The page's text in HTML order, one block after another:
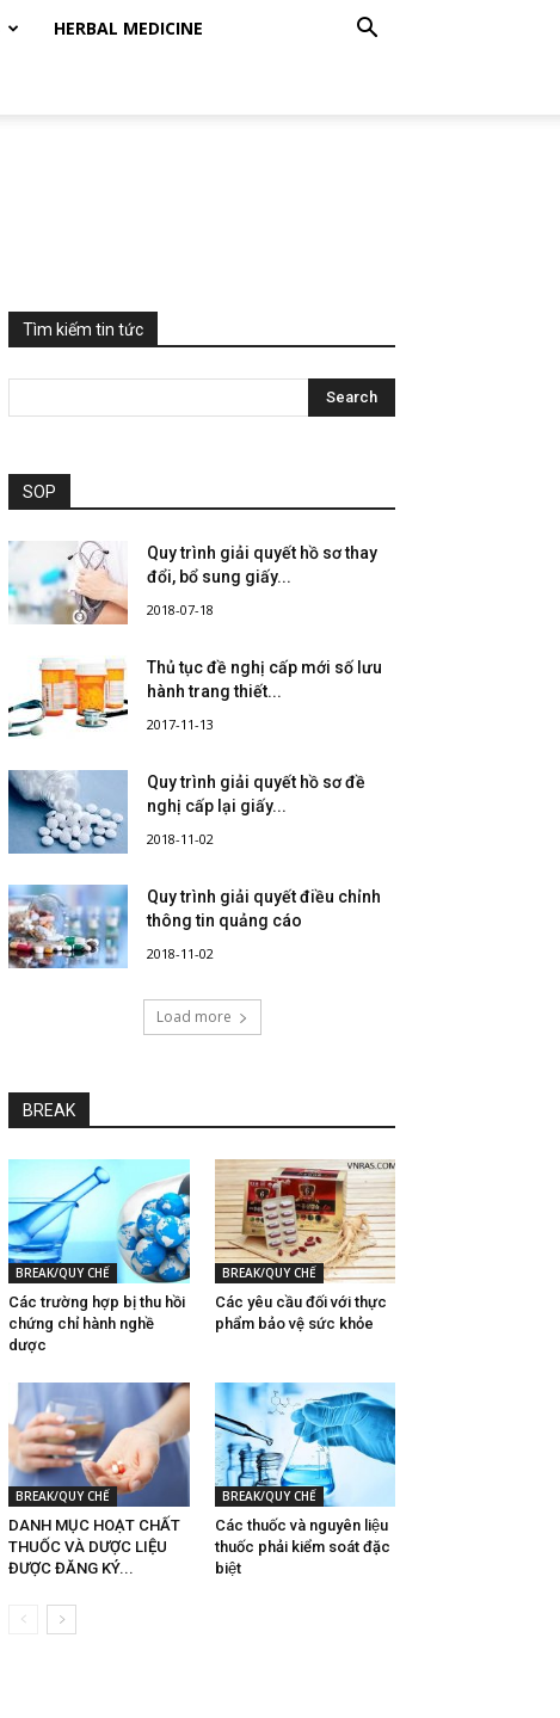
HERBAL MEDICINE
Tìm kiếm tin tức
SOP
Quy trình giải quyết hồ sơ thay
đổi, bổ sung giấy...
2018-07-18
Thủ tục đề nghị cấp mới số lưu
hành trang thiết...
2017-11-13
Quy trình giải quyết hồ sơ đề
nghị cấp lại giấy...
2018-11-02
Quy trình giải quyết điều chỉnh
thông tin quảng cáo
2018-11-02
Load more
BREAK
BREAK/QUY CHẾ
Các trường hợp bị thu hồi
chứng chỉ hành nghề
dược
BREAK/QUY CHẾ
Các yêu cầu đối với thực
phẩm bảo vệ sức khỏe
BREAK/QUY CHẾ
DANH MỤC HOẠT CHẤT
THUỐC VÀ DƯỢC LIỆU
ĐƯỢC ĐĂNG KÝ...
BREAK/QUY CHẾ
Các thuốc và nguyên liệu
thuốc phải kiểm soát đặc
biệt